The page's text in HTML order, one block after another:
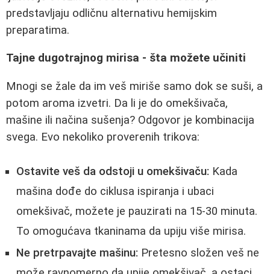
predstavljaju odličnu alternativu hemijskim
preparatima.
Tajne dugotrajnog mirisa - šta možete učiniti
Mnogi se žale da im veš miriše samo dok se suši, a
potom aroma izvetri. Da li je do omekšivača,
mašine ili načina sušenja? Odgovor je kombinacija
svega. Evo nekoliko proverenih trikova:
Ostavite veš da odstoji u omekšivaču: Kada
mašina dođe do ciklusa ispiranja i ubaci
omekšivač, možete je pauzirati na 15-30 minuta.
To omogućava tkaninama da upiju više mirisa.
Ne pretrpavajte mašinu: Pretesno složen veš ne